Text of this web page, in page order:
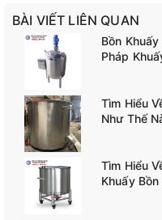
BÀI VIẾT LIÊN QUAN
Bồn
Pháp
Tìm Hiểu
Như Thế
Tìm Hiểu
Khuấy